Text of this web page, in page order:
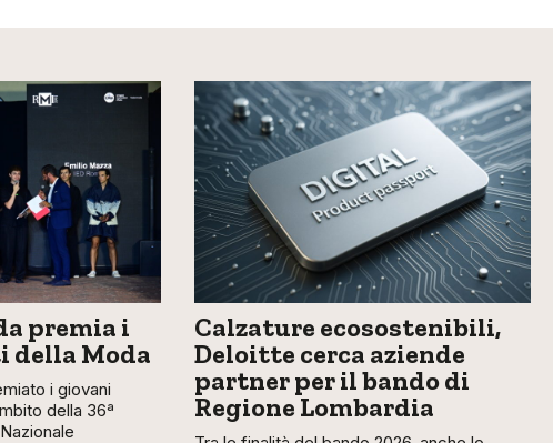
premia i
della Moda
i giovani
della 36ª
Calzature ecosostenibili,
Deloitte cerca aziende
partner per il bando di
Regione Lombardia